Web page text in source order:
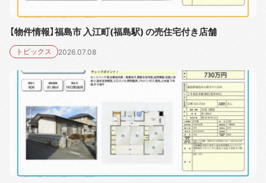
【物件情報】福島市 入江町(福島駅) の売住宅付き店舗
トピックス 2026.07.08